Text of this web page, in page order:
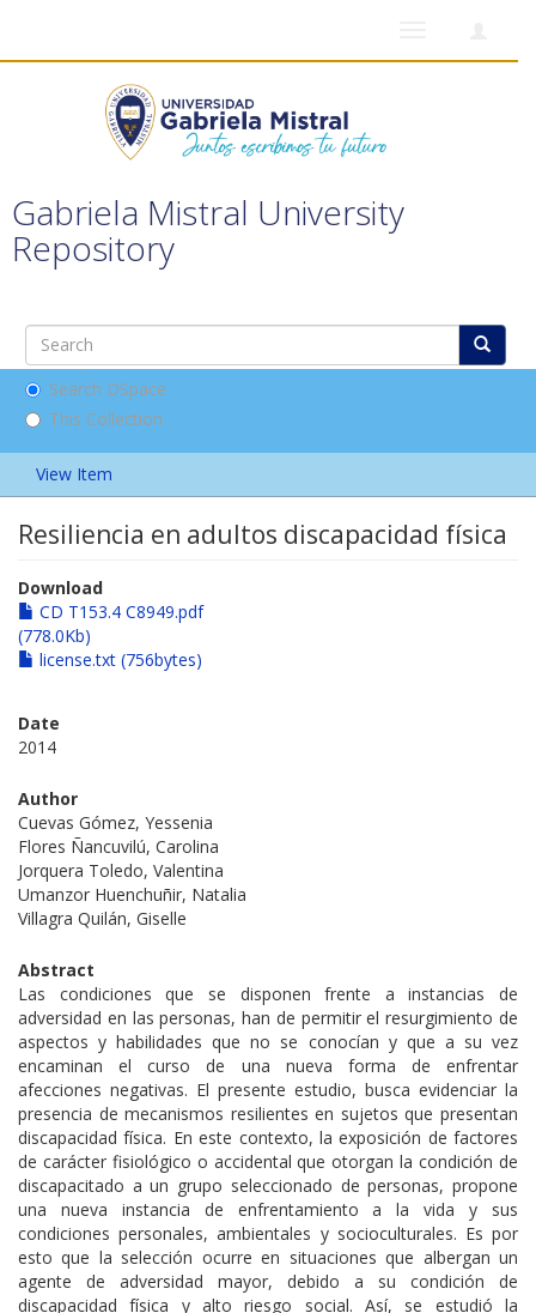
Gabriela Mistral University
Repository
Search DSpace
This Collection
View Item
Resiliencia en adultos discapacidad física
Download
CD T153.4 C8949.pdf
(778.0Kb)
license.txt (756bytes)
Date
2014
Author
Cuevas Gómez, Yessenia
Flores Ñancuvilú, Carolina
Jorquera Toledo, Valentina
Umanzor Huenchuñir, Natalia
Villagra Quilán, Giselle
Abstract
Las condiciones que se disponen frente a instancias de
adversidad en las personas, han de permitir el resurgimiento de
aspectos y habilidades que no se conocían y que a su vez
encaminan el curso de una nueva forma de enfrentar
afecciones negativas. El presente estudio, busca evidenciar la
presencia de mecanismos resilientes en sujetos que presentan
discapacidad física. En este contexto, la exposición de factores
de carácter fisiológico o accidental que otorgan la condición de
discapacitado a un grupo seleccionado de personas, propone
una nueva instancia de enfrentamiento a la vida y sus
condiciones personales, ambientales y socioculturales. Es por
esto que la selección ocurre en situaciones que albergan un
agente de adversidad mayor, debido a su condición de
discapacidad física y alto riesgo social. Así, se estudió la